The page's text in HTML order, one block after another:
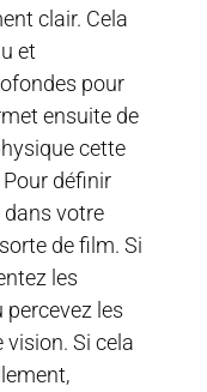
clair. Cela
et
pour
ensuite de
cette
définir
dans votre
de film. Si
les
les
vision. Si cela